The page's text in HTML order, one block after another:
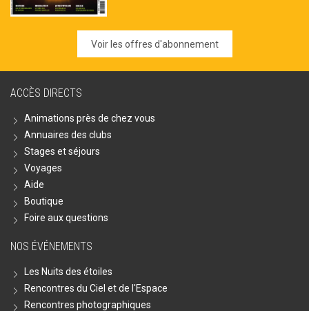
Voir les offres d'abonnement
ACCÈS DIRECTS
Animations près de chez vous
Annuaires des clubs
Stages et séjours
Voyages
Aide
Boutique
Foire aux questions
NOS ÉVÉNEMENTS
Les Nuits des étoiles
Rencontres du Ciel et de l'Espace
Rencontres photographiques